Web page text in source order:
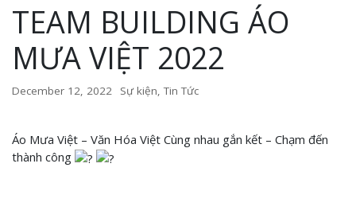
TEAM BUILDING ÁO
MƯA VIỆT 2022
December 12, 2022 Sự kiện,Tin Tức
Áo Mưa Việt – Văn Hóa Việt Cùng nhau gắn kết – Chạm đến
thành công